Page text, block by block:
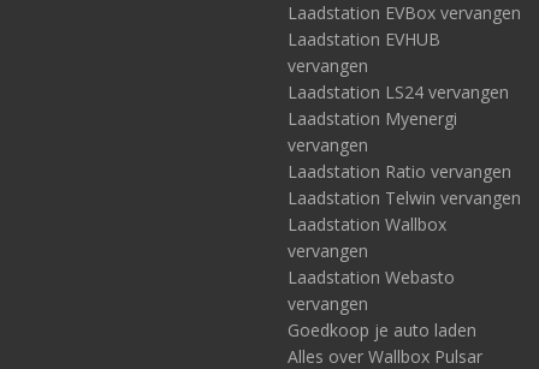
Laadstation EVBox vervangen
Laadstation EVHUB
vervangen
Laadstation LS24 vervangen
Laadstation Myenergi
vervangen
Laadstation Ratio vervangen
Laadstation Telwin vervangen
Laadstation Wallbox
vervangen
Laadstation Webasto
vervangen
Goedkoop je auto laden
Alles over Wallbox Pulsar